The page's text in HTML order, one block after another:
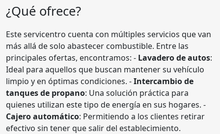
¿Qué ofrece?
Este servicentro cuenta con múltiples servicios que van
más allá de solo abastecer combustible. Entre las
principales ofertas, encontramos: - Lavadero de autos:
Ideal para aquellos que buscan mantener su vehículo
limpio y en óptimas condiciones. -Intercambio de
tanques de propano: Una solución práctica para
quienes utilizan este tipo de energía en sus hogares. -
Cajero automático: Permitiendo a los clientes retirar
efectivo sin tener que salir del establecimiento.